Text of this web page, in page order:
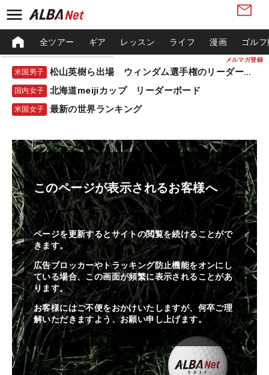
メルマガ登録
全ツアー ギア レッスン ライフ 漫画 ゴル
米国男子 松山英樹ら出場 ウィンダム選手権のリーダーボード
国内女子 北海道meijiカップ リーダーボード
米国女子 最新の世界ランキング
このページが表示されるお客様へ
ページを更新するとサイトの閲覧を続けることがで
きます。
広告ブロッカーやトラッキング防止機能をオンにし
ている場合、この画面が頻繁に表示されることがあ
ります。
お客様にはご不便をおかけいたしますが、何卒ご理
解いただきますよう、お願い申し上げます。